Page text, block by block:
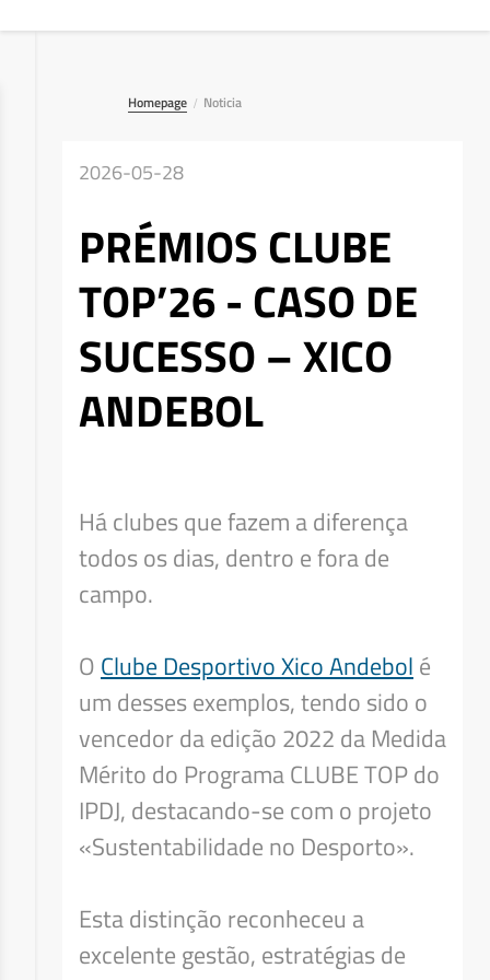
Homepage / Noticia
2026-05-28
PRÉMIOS CLUBE
TOP’26 - CASO DE
SUCESSO – XICO
ANDEBOL
Há clubes que fazem a diferença
todos os dias, dentro e fora de
campo.
O Clube Desportivo Xico Andebol é
um desses exemplos, tendo sido o
vencedor da edição 2022 da Medida
Mérito do Programa CLUBE TOP do
IPDJ, destacando-se com o projeto
«Sustentabilidade no Desporto».
Esta distinção reconheceu a
excelente gestão, estratégias de